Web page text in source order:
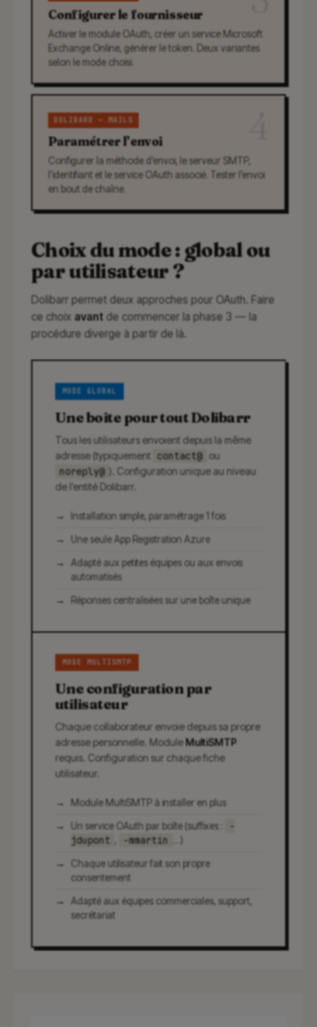
Configurer le fournisseur
Activer le module OAuth, créer un service Microsoft
Exchange Online, générer le token. Deux variantes
selon le mode choisi.
DOLIBARR — MAILS
Paramétrer l’envoi
Configurer la méthode d’envoi, le serveur SMTP,
l’identifiant et le service OAuth associé. Tester l’envoi
en bout de chaîne.
Choix du mode : global ou
par utilisateur ?
Dolibarr permet deux approches pour OAuth. Faire
ce choix avant de commencer la phase 3 — la
procédure diverge à partir de là.
MODE GLOBAL
Une boîte pour tout Dolibarr
Tous les utilisateurs envoient depuis la même
adresse (typiquement contact@ ou
noreply@ ). Configuration unique au niveau
de l’entité Dolibarr.
Installation simple, paramétrage 1 fois
Une seule App Registration Azure
Adapté aux petites équipes ou aux envois
automatisés
Réponses centralisées sur une boîte unique
MODE MULTISMTP
Une configuration par
utilisateur
Chaque collaborateur envoie depuis sa propre
adresse personnelle. ModuleMultiSMTP
requis. Configuration sur chaque fiche
utilisateur.
Module MultiSMTP à installer en plus
Un service OAuth par boîte (suffixes :
-
jdupont , -mmartin
Chaque utilisateur fait son propre
consentement
Adapté aux équipes commerciales, support,
secrétariat